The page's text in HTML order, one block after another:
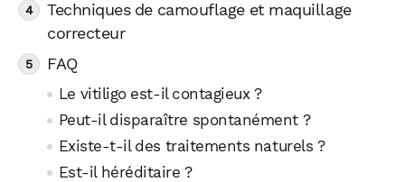
Techniques de camouflage et maquillage
correcteur
FAQ
Le vitiligo est-il contagieux ?
Peut-il disparaître spontanément ?
Existe-t-il des traitements naturels ?
Est-il héréditaire ?